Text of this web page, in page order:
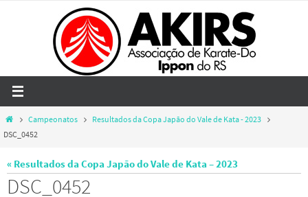
HomeCampeonatos
Resultados da Copa Japão do Vale de Kata - 2023
DSC_0452
« Resultados da Copa Japão do Vale de Kata – 2023
DSC_0452